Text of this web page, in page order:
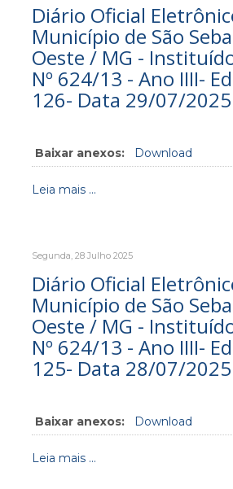
Diário Oficial
Município de São
Oeste / MG -
Nº 624/13 - Ano IIII-
126- Data 29/07/2025
Baixar anexos: Download
Leia mais ...
Segunda, 28 Julho 2025
Diário Oficial
Município de São
Oeste / MG -
Nº 624/13 - Ano IIII-
125- Data 28/07/2025
Baixar anexos: Download
Leia mais ...